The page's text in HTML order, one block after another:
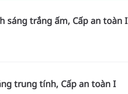
sáng trắng ấm, Cấp an toàn I
trung tính, Cấp an toàn I